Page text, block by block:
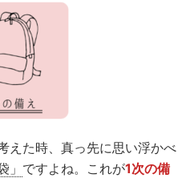
えた時、真っ先に思い浮かべ
」 ですよね。これが1次の備